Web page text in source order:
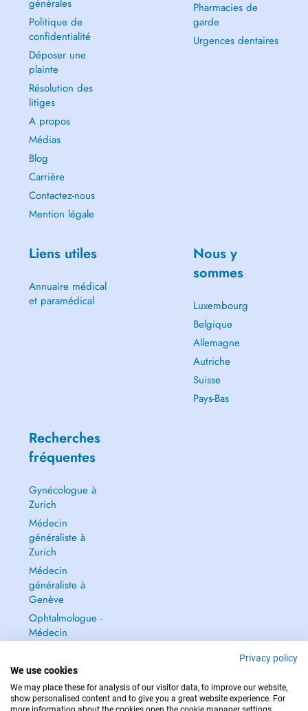
générales
Politique de
confidentialité
Déposer une
plainte
Résolution des
litiges
A propos
Médias
Blog
Carrière
Contactez-nous
Mention légale
Pharmacies de
garde
Urgences dentaires
Liens utiles
Annuaire médical
et paramédical
Nous y
sommes
Luxembourg
Belgique
Allemagne
Autriche
Suisse
Pays-Bas
Recherches
fréquentes
Gynécologue à
Zurich
Médecin
généraliste à
Zurich
Médecin
généraliste à
Genève
Ophtalmologue -
Médecin
Privacy policy
We use cookies
We may place these for analysis of our visitor data, to improve our website,
show personalised content and to give you a great website experience. For